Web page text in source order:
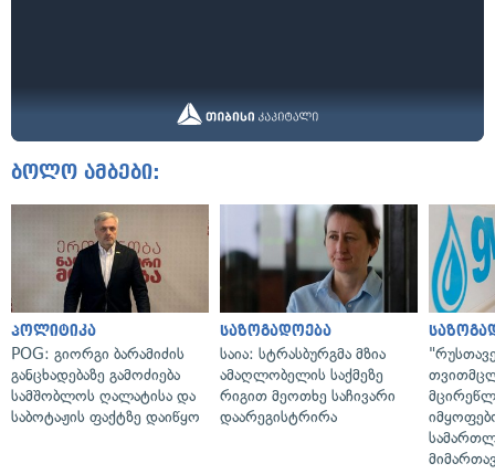
ბოლო ამბები:
პოლიტიკა
POG: გიორგი ბარამიძის
განცხადებაზე გამოძიება
სამშობლოს ღალატისა და
საბოტაჟის ფაქტზე დაიწყო
საზოგადოება
საია: სტრასბურგმა მზია
ამაღლობელის საქმეზე
რიგით მეოთხე საჩივარი
დაარეგისტრირა